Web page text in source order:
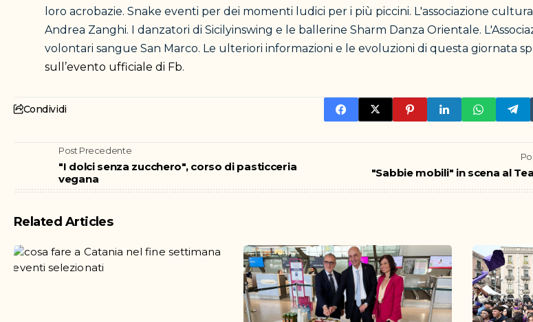
loro acrobazie. Snake eventi per dei momenti ludici per i più piccini. L'associazione
Andrea Zanghi. I danzatori di Sicilyinswing e le ballerine Sharm Danza Orientale.
volontari sangue San Marco. Le ulteriori informazioni e le evoluzioni di questa giornata
sull’evento ufficiale di Fb.
Condividi
Post Precedente
"I dolci senza zucchero", corso di pasticceria
vegana
"Sabbie mobili" in scena al
Related Articles